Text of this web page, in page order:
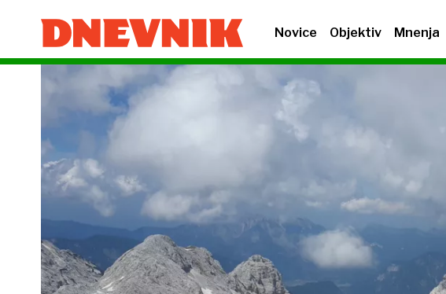
Novice Objektiv Mnenja